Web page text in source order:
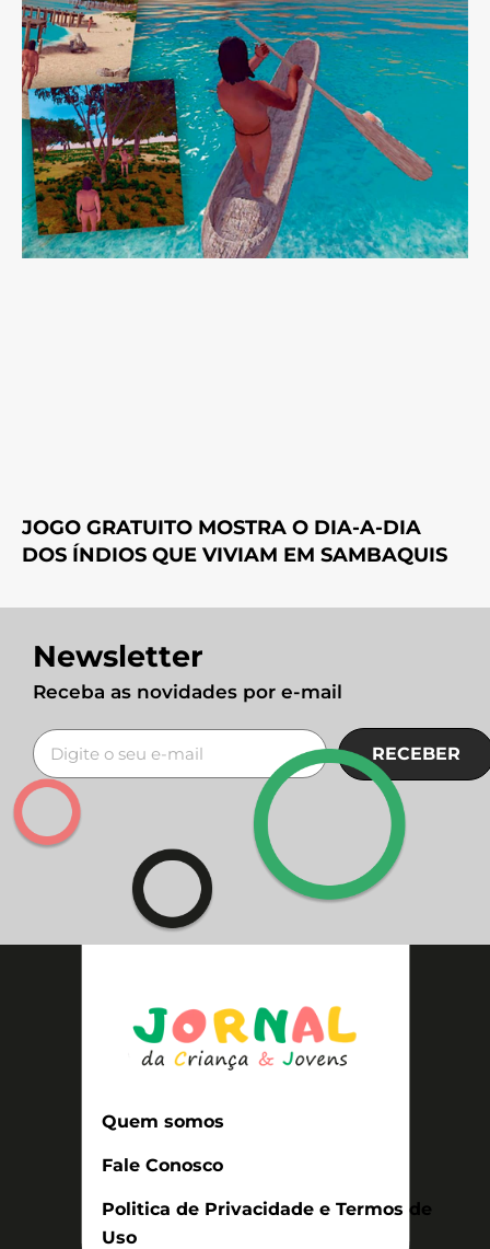
JOGO GRATUITO MOSTRA O DIA-A-DIA
DOS ÍNDIOS QUE VIVIAM EM SAMBAQUIS
Newsletter
Receba as novidades por e-mail
RECEBER
Quem somos
Fale Conosco
Politica de Privacidade e Termos de
Uso